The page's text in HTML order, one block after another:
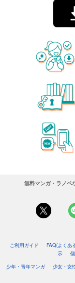
無料マンガ・ラノベ
ご利用ガイド FAQ(よくあ
示
少年・青年マンガ
少女・女